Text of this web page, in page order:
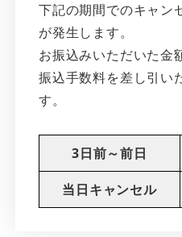
下記の期間でのキャン
が発生します。
お振込みいただいた金
振込手数料を差し引い
す。
3日前～前日
当日キャンセル